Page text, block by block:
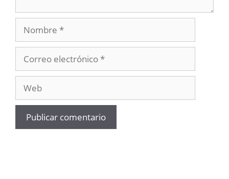
Nombre
electrónico